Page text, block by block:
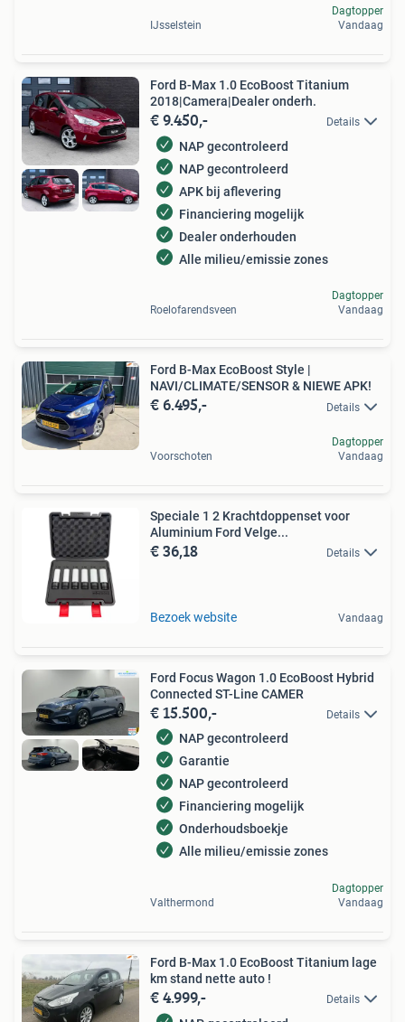
IJsselstein
Dagtopper
Vandaag
Ford B-Max 1.0 EcoBoost Titanium
2018|Camera|Dealer onderh.
€ 9.450,- Details
NAP gecontroleerd
NAP gecontroleerd
APK bij aflevering
Financiering mogelijk
Dealer onderhouden
Alle milieu/emissie zones
Roelofarendsveen
Dagtopper
Vandaag
Ford B-Max EcoBoost Style |
NAVI/CLIMATE/SENSOR & NIEWE APK!
€ 6.495,- Details
Voorschoten
Dagtopper
Vandaag
Speciale 1 2 Krachtdoppenset voor
Aluminium Ford Velge...
€ 36,18 Details
Bezoek website Vandaag
Ford Focus Wagon 1.0 EcoBoost Hybrid
Connected ST-Line CAMER
€ 15.500,- Details
NAP gecontroleerd
Garantie
NAP gecontroleerd
Financiering mogelijk
Onderhoudsboekje
Alle milieu/emissie zones
Valthermond
Dagtopper
Vandaag
Ford B-Max 1.0 EcoBoost Titanium lage
km stand nette auto !
€ 4.999,- Details